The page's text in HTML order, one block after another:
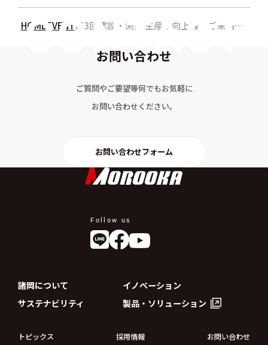
HOMEEVENT 第3回建設・測量 生産性向上展 ご来場の御礼
お問い合わせ
ご質問やご要望等何でもお気軽に
お問い合わせください。
お問い合わせフォーム
Follow us
諸岡について
イノベーション
サステナビリティ
製品・ソリューション
トピックス 採用情報 お問い合わせ